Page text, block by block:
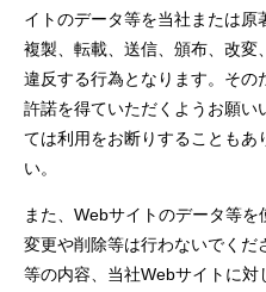
イトのデータ等を当社または原
複製、転載、送信、頒布、改変
違反する行為となります。その
許諾を得ていただくようお願い
ては利用をお断りすることもあ
い。
また、Webサイトのデータ等
変更や削除等は行わないでくだ
等の内容、当社Webサイトに